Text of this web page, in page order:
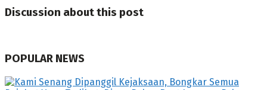
Discussion about this post
POPULAR NEWS